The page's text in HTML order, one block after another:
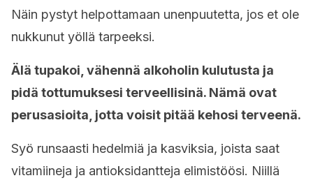
Näin pystyt helpottamaan unenpuutetta, jos et ole
nukkunut yöllä tarpeeksi.
Älä tupakoi, vähennä alkoholin kulutusta ja
pidä tottumuksesi terveellisinä. Nämä ovat
perusasioita, jotta voisit pitää kehosi terveenä.
Syö runsaasti hedelmiä ja kasviksia, joista saat
vitamiineja ja antioksidantteja elimistöösi. Niillä